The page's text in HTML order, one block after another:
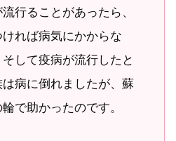
行ることがあったら、
れば病気にかからな
して疫病が流行したと
病に倒れましたが、蘇
で助かったのです。